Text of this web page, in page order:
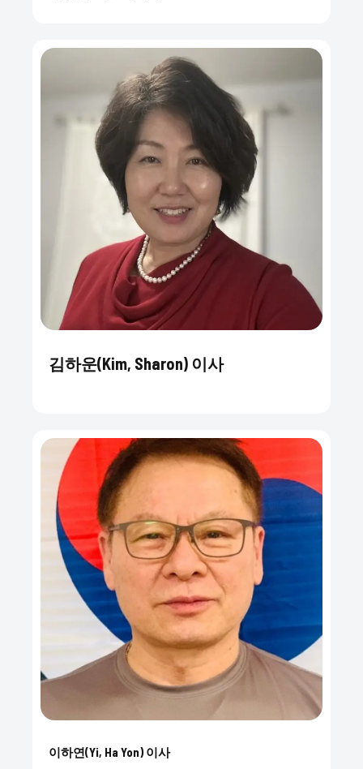
김하운(Kim, Sharon) 이사
이하연(Yi, Ha Yon) 이사